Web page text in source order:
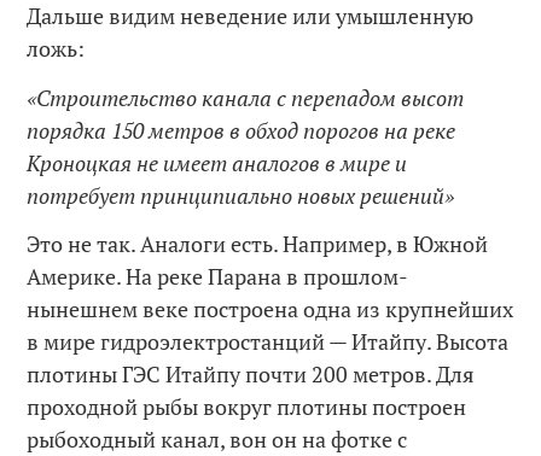
Дальше видим неведение или умышленную
ложь:
«Строительство канала с перепадом высот
порядка 150 метров в обход порогов на реке
Кроноцкая не имеет аналогов в мире и
потребует принципиально новых решений»
Это не так. Аналоги есть. Например, в Южной
Америке. На реке Парана в прошлом-
нынешнем веке построена одна из крупнейших
в мире гидроэлектростанций — Итайпу. Высота
плотины ГЭС Итайпу почти 200 метров. Для
проходной рыбы вокруг плотины построен
рыбоходный канал, вон он на фотке с